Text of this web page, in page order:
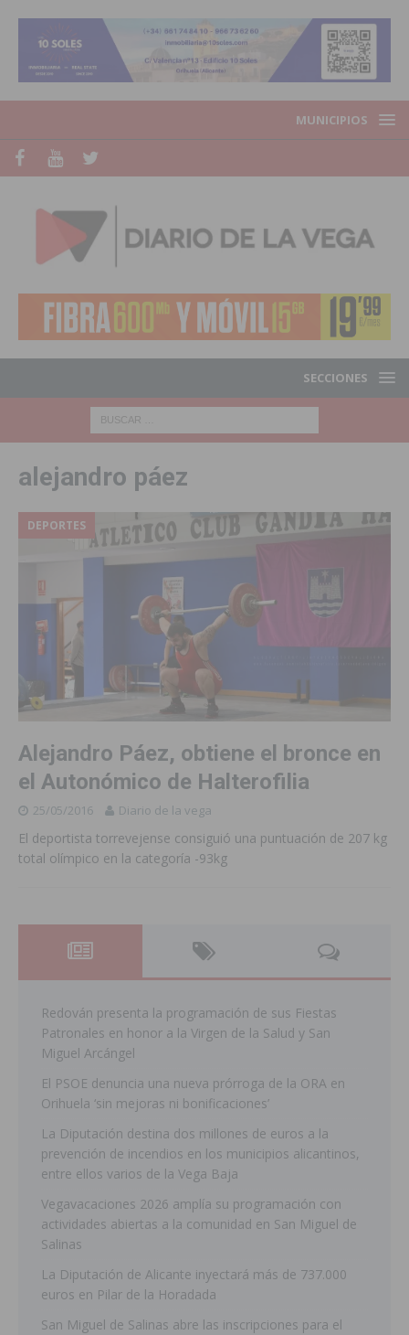
MUNICIPIOS
SECCIONES
alejandro páez
DEPORTES
Alejandro Páez, obtiene el bronce en
el Autonómico de Halterofilia
25/05/2016 Diario de la vega
El deportista torrevejense consiguió una puntuación de 207 kg
total olímpico en la categoría -93kg
Redován presenta la programación de sus Fiestas
Patronales en honor a la Virgen de la Salud y San
Miguel Arcángel
El PSOE denuncia una nueva prórroga de la ORA en
Orihuela ‘sin mejoras ni bonificaciones’
La Diputación destina dos millones de euros a la
prevención de incendios en los municipios alicantinos,
entre ellos varios de la Vega Baja
Vegavacaciones 2026 amplía su programación con
actividades abiertas a la comunidad en San Miguel de
Salinas
La Diputación de Alicante inyectará más de 737.000
euros en Pilar de la Horadada
San Miguel de Salinas abre las inscripciones para el